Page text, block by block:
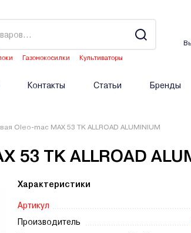
Газонокосилки
Культиваторы
Контакты Статьи Бренды
Oleo-mac MAX 53 TK ALLROAD ALUMINIUM
53 TK ALLROAD
Характеристики
Артикул
Производитель